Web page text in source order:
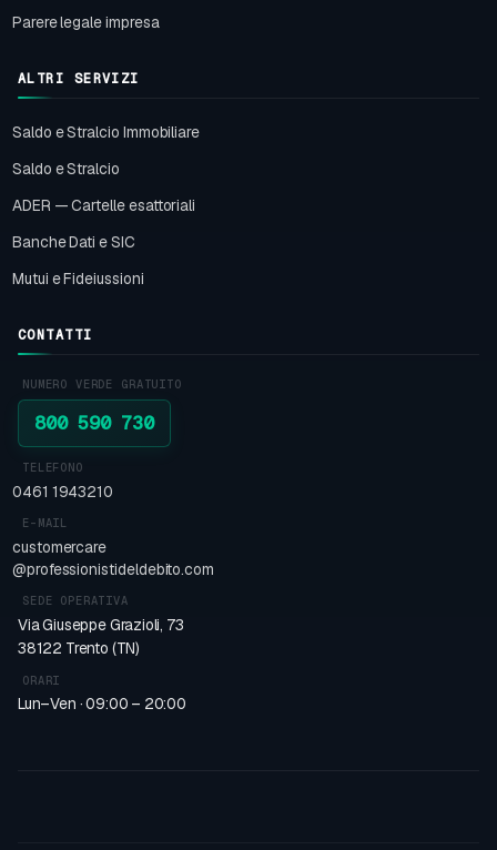
Parere legale impresa
ALTRI SERVIZI
Saldo e Stralcio Immobiliare
Saldo e Stralcio
ADER — Cartelle esattoriali
Banche Dati e SIC
Mutui e Fideiussioni
CONTATTI
NUMERO VERDE GRATUITO
800 590 730
TELEFONO
0461 1943210
E-MAIL
customercare
@professionistideldebito.com
SEDE OPERATIVA
Via Giuseppe Grazioli, 73
38122 Trento (TN)
ORARI
Lun–Ven · 09:00 – 20:00